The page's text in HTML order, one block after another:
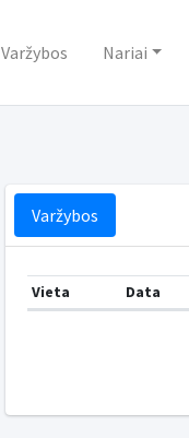
Varžybos Nariai
Varžybos
Vieta Data